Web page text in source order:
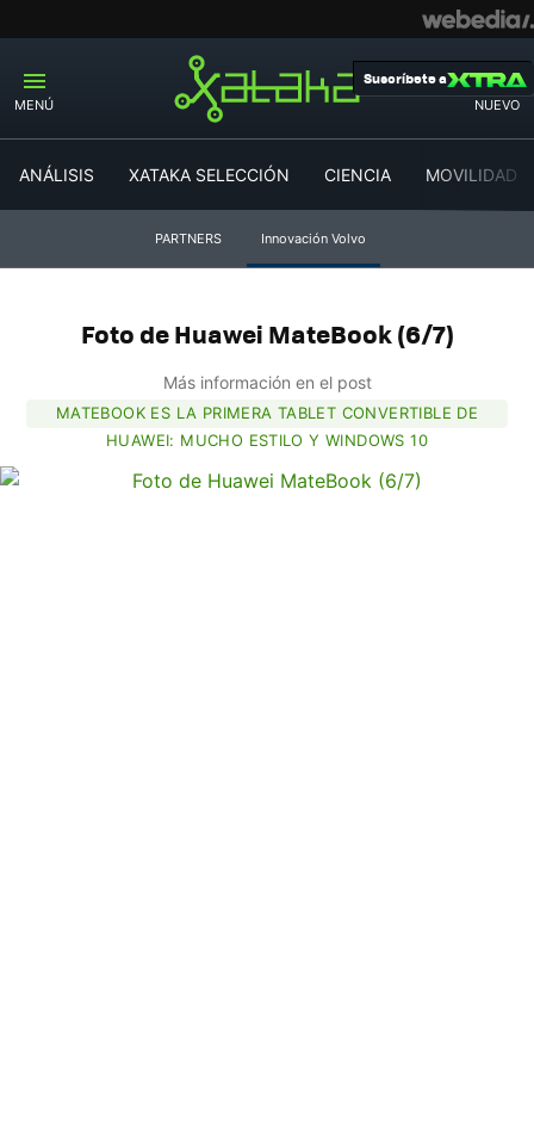
MENÚ NUEVO
Suscríbete a
ANÁLISIS XATAKA SELECCIÓN CIENCIA MOVILIDAD
PARTNERS Innovación Volvo
Foto de Huawei MateBook (6/7)
Más información en el post
MATEBOOK ES LA PRIMERA TABLET CONVERTIBLE DE
HUAWEI: MUCHO ESTILO Y WINDOWS 10